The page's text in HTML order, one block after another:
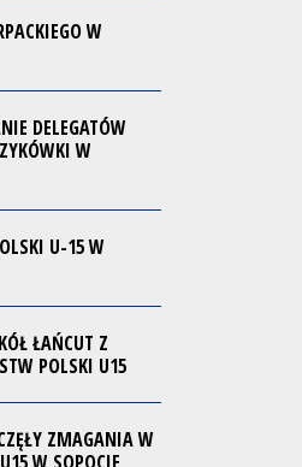
W
DELEGATÓW
W
U-15 W
ŁAŃCUT Z
POLSKI U15
ZMAGANIA W